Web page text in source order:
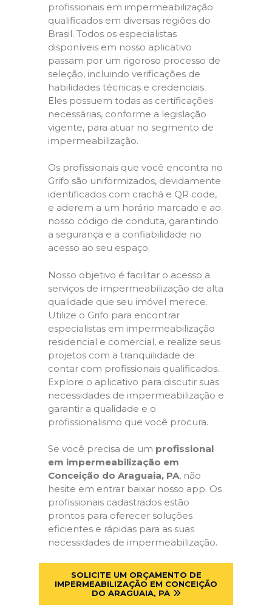
profissionais em impermeabilização
qualificados em diversas regiões do
Brasil. Todos os especialistas
disponíveis em nosso aplicativo
passam por um rigoroso processo de
seleção, incluindo verificações de
habilidades técnicas e credenciais.
Eles possuem todas as certificações
necessárias, conforme a legislação
vigente, para atuar no segmento de
impermeabilização.
Os profissionais que você encontra no
Grifo são uniformizados, devidamente
identificados com crachá e QR code,
e aderem a um horário marcado e ao
nosso código de conduta, garantindo
a segurança e a confiabilidade no
acesso ao seu espaço.
Nosso objetivo é facilitar o acesso a
serviços de impermeabilização de alta
qualidade que seu imóvel merece.
Utilize o Grifo para encontrar
especialistas em impermeabilização
residencial e comercial, e realize seus
projetos com a tranquilidade de
contar com profissionais qualificados.
Explore o aplicativo para discutir suas
necessidades de impermeabilização e
garantir a qualidade e o
profissionalismo que você procura.
Se você precisa de um profissional
em impermeabilização em
Conceição do Araguaia, PA, não
hesite em entrar baixar nosso app. Os
profissionais cadastrados estão
prontos para oferecer soluções
eficientes e rápidas para as suas
necessidades de impermeabilização.
SOLICITE UM ORÇAMENTO DE
IMPERMEABILIZAÇÃO EM CONCEIÇÃO
DO ARAGUAIA, PA